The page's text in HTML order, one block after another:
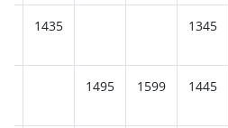
1435 1345
1495 1599 1445